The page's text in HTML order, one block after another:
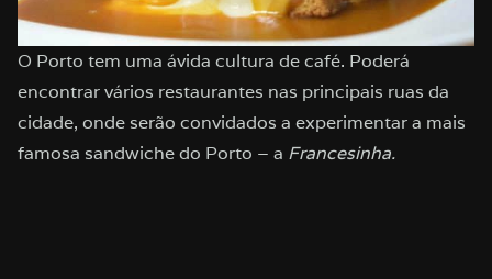
O Porto tem uma ávida cultura de café. Poderá
encontrar vários restaurantes nas principais ruas da
cidade, onde serão convidados a experimentar a mais
famosa sandwiche do Porto – a Francesinha.